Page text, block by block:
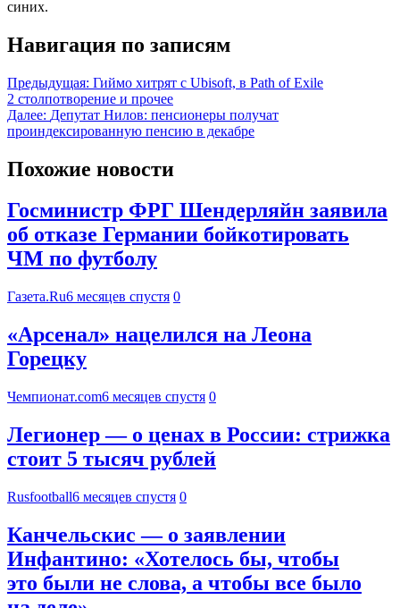
синих.
Навигация по записям
Предыдущая: Гиймо хитрят с Ubisoft, в Path of Exile
2 столпотворение и прочее
Далее: Депутат Нилов: пенсионеры получат
проиндексированную пенсию в декабре
Похожие новости
Госминистр ФРГ Шендерляйн заявила
об отказе Германии бойкотировать
ЧМ по футболу
Газета.Ru6 месяцев спустя 0
«Арсенал» нацелился на Леона
Горецку
Чемпионат.com6 месяцев спустя 0
Легионер — о ценах в России: стрижка
стоит 5 тысяч рублей
Rusfootball6 месяцев спустя 0
Канчельскис — о заявлении
Инфантино: «Хотелось бы, чтобы
это были не слова, а чтобы все было